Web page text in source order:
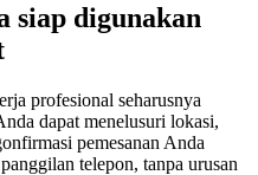
siap digunakan
profesional seharusnya
dapat menelusuri lokasi,
pemesanan Anda
telepon, tanpa urusan